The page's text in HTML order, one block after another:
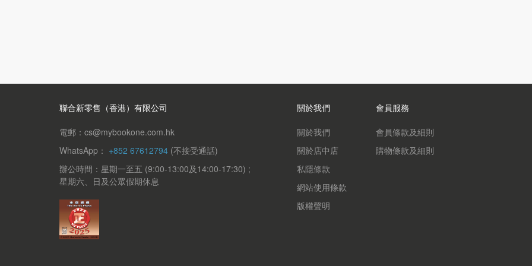
聯合新零售（香港）有限公司
電郵：cs@mybookone.com.hk
WhatsApp： +852 67612794 (不接受通話)
辦公時間：星期一至五 (9:00-13:00及14:00-17:30) ;
星期六、日及公眾假期休息
關於我們
關於我們
關於店中店
私隱條款
網站使用條款
版權聲明
會員服務
會員條款及細則
購物條款及細則